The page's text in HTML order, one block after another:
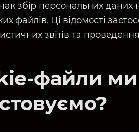
збір персональних
файлів. Ці відомості
звітів та
файли ми